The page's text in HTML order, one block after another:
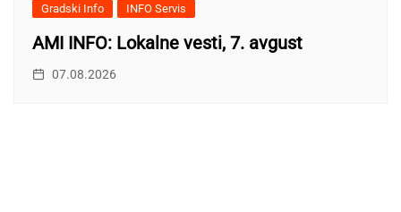
Gradski Info INFO Servis
AMI INFO: Lokalne vesti, 7. avgust
07.08.2026